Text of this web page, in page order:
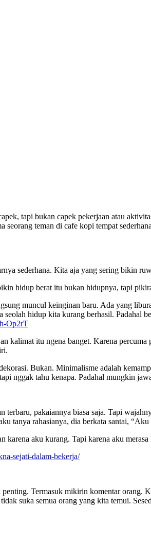
tapi bukan capek pekerjaan atau
teman di cafe kopi tempat
sederhana. Kita aja yang sering bikin
hidup berat itu bukan hidupnya, tapi
muncul keinginan baru. Ada yang
hidup kita kurang berhasil. Padahal
Op2rT
itu ngena banget. Karena percuma
Bukan. Minimalisme adalah
nggak tahu kenapa. Padahal mungkin
pakaiannya biasa saja. Tapi
tanya rahasianya, dia berkata santai,
aku kurang. Tapi karena aku merasa
sejati-dalam-bekerja/
Termasuk mikirin komentar orang.
suka semua orang yang kita temui.